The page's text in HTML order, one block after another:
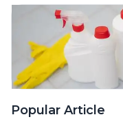
Popular Article